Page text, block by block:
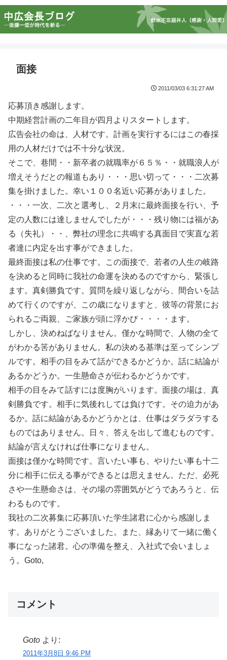
面接
2011/03/03 6:31:27 AM
応募頂き感謝します。
中期経営計画の二年目が四月よりスタートします。
広告会社の命は、人材です。計画を実行するにはこの春採
用の人材だけでは不十分な状況。
そこで、巷間・・新卒者の就職率が６５％・・就職浪人が
増えそうだとの報道もあり・・・思い切って・・・二次募
集を掛けました。幸い１００名近い応募がありました。
・・・一次、二次と選考し、２月末に最終面接を行い、予
定の人数には達しませんでしたが・・・残り物には福があ
る（失礼）・・、弊社の理念に共鳴する真面目で実直な若
者達に内定を出す事ができました。
最終面接は私の仕事です。この面接で、若者の人生の岐路
を決めると同時に我社の命運を決めるのですから、緊張し
ます。真剣勝負です。質問を繰り返しながら、間合いを詰
めて行くのですが、この歳になりますと、彼等の背景にお
られるご両親、ご家族が頭に浮かび・・・・ます。
しかし、決めねばなりません。僅かな時間で、人物の全て
がわかる筈がありません。私の決める基準は至ってシンプ
ルです。相手の目をみて話ができるかどうか。話に結論が
あるかどうか。一生懸命さが伝わるかどうかです。
相手の目をみて話すには度胸がいります。面接の場は、真
剣勝負です。相手に気後れしては負けです。その迫力があ
るか。話に結論があるかどうかとは、仕事はダラダラする
ものではありません。日々、答えを出して進むものです。
結論が言えなければ仕事になりません。
面接は僅かな時間です。言いたい事も、やりたい事も十二
分に相手に伝える事ができるとは思えません。ただ、必死
さや一生懸命さは、その場の雰囲気がどうであろうと、伝
わるものです。
我社の二次募集に応募頂いた学生諸君に心から感謝しま
す。ありがとうございました。また、縁ありて一緒に働く
事になった諸君。心の準備を整え、入社式で会いましょ
う。Goto,
コメント
Goto より:
2011年3月8日 9:46 PM